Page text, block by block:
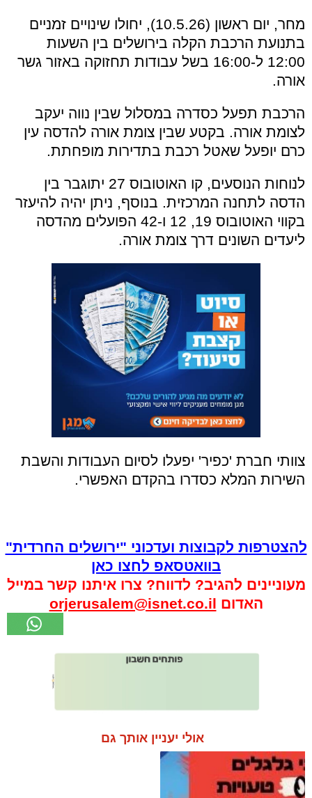
מחר, יום ראשון (10.5.26), יחולו שינויים זמניים
בתנועת הרכבת הקלה בירושלים בין השעות
12:00 ל-16:00 בשל עבודות תחזוקה באזור גשר
אורה.
הרכבת תפעל כסדרה במסלול שבין נווה יעקב
לצומת אורה. בקטע שבין צומת אורה להדסה עין
כרם יופעל שאטל רכבת בתדירות מופחתת.
לנוחות הנוסעים, קו האוטובוס 27 יתוגבר בין
הדסה לתחנה המרכזית. בנוסף, ניתן יהיה להיעזר
בקווי האוטובוס 19, 12 ו-42 הפועלים מהדסה
ליעדים השונים דרך צומת אורה.
צוותי חברת 'כפיר' יפעלו לסיום העבודות והשבת
השירות המלא כסדרו בהקדם האפשרי.
להצטרפות לקבוצות ועדכוני "ירושלים החרדית"
בוואטסאפ לחצו כאן
מעוניינים להגיב? לדווח? צרו איתנו קשר במייל
האדום orjerusalem@isnet.co.il
אולי יעניין אותך גם